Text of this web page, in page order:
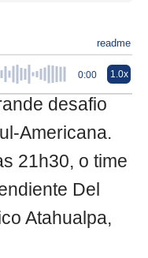
readme
0:00 1.0x
desafio
Americana.
21h30, o time
Del
Atahualpa,